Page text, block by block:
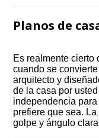
Planos de
Es realmente cierto
cuando se
arquitecto y
de la casa por
independencia
prefiere que sea.
golpe y ángulo